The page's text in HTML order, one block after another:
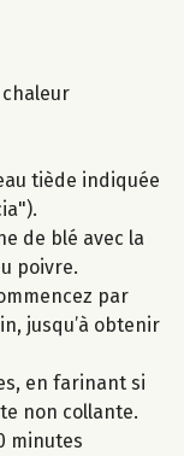
tiède indiquée
de blé avec la
poivre.
par
jusqu’à obtenir
en farinant si
non collante.
minutes